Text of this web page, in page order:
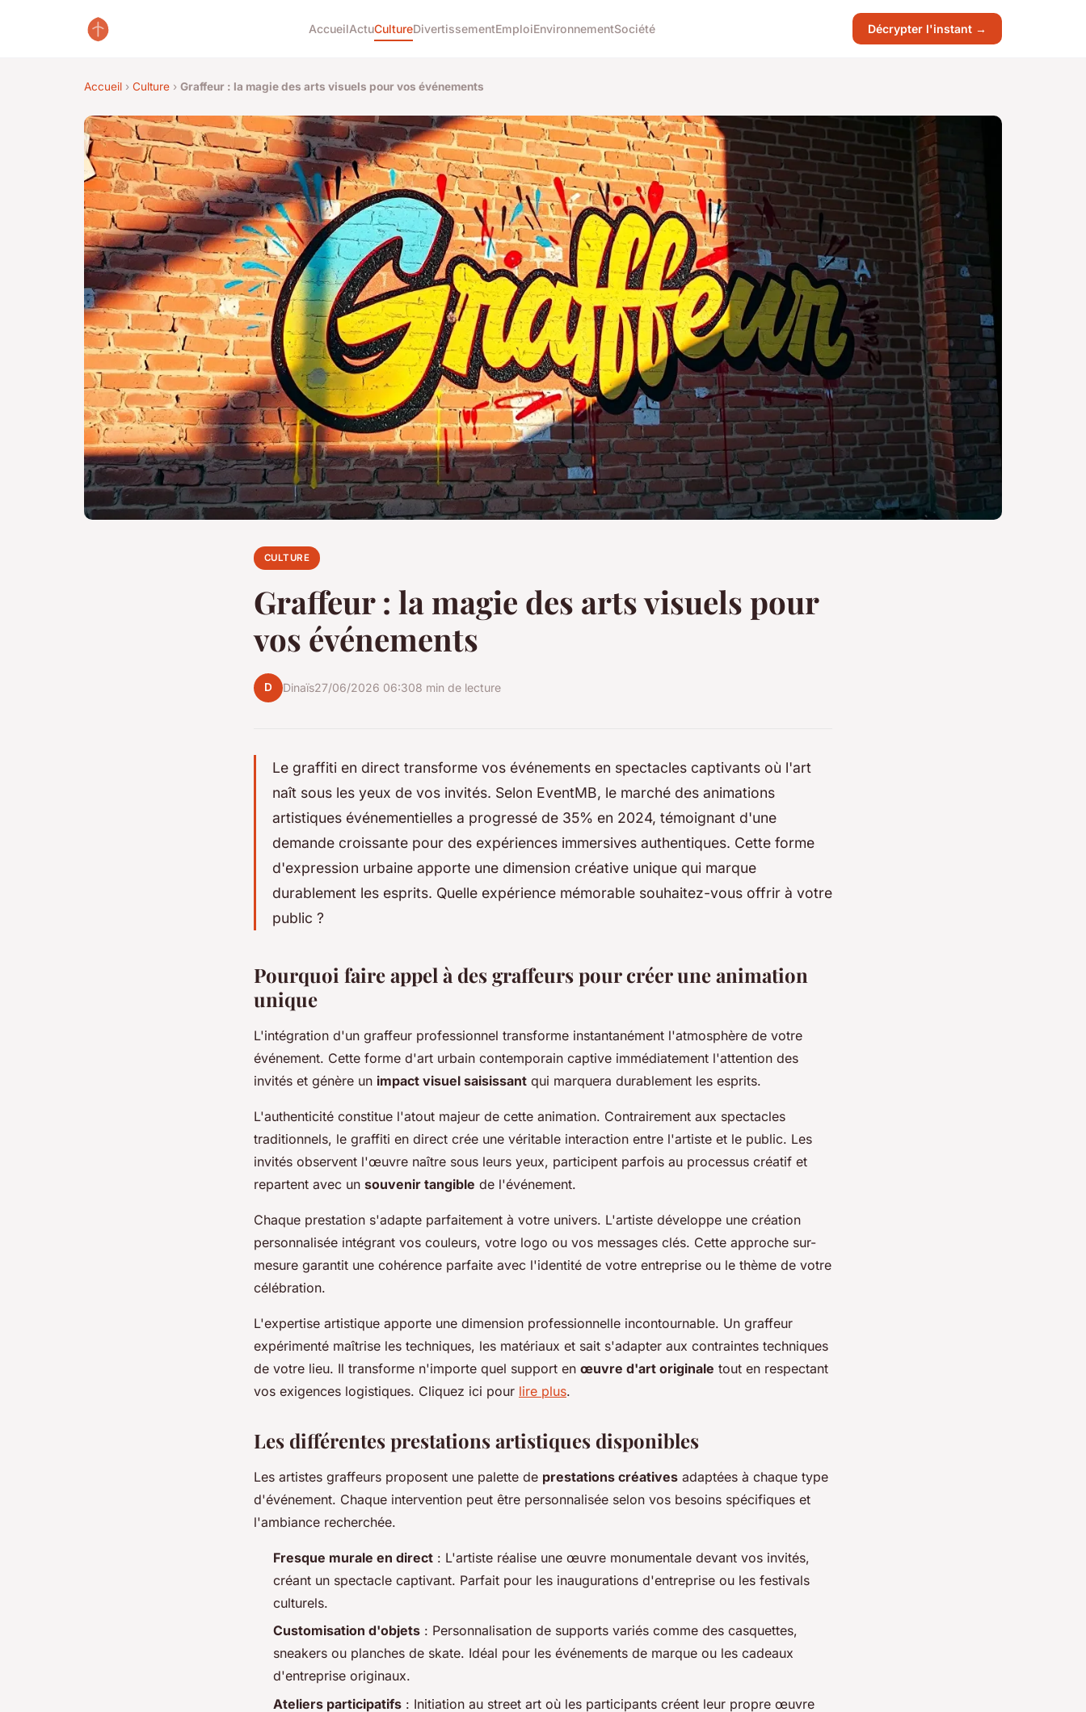
AccueilActuCultureDivertissementEmploiEnvironnementSociété Décrypter l'instant →
Accueil › Culture › Graffeur : la magie des arts visuels pour vos événements
CULTURE
Graffeur : la magie des arts visuels pour
vos événements
D Dinaïs27/06/2026 06:308 min de lecture
Le graffiti en direct transforme vos événements en spectacles captivants où l'art
naît sous les yeux de vos invités. Selon EventMB, le marché des animations
artistiques événementielles a progressé de 35% en 2024, témoignant d'une
demande croissante pour des expériences immersives authentiques. Cette forme
d'expression urbaine apporte une dimension créative unique qui marque
durablement les esprits. Quelle expérience mémorable souhaitez-vous offrir à votre
public ?
Pourquoi faire appel à des graffeurs pour créer une animation
unique
L'intégration d'un graffeur professionnel transforme instantanément l'atmosphère de votre
événement. Cette forme d'art urbain contemporain captive immédiatement l'attention des
invités et génère un impact visuel saisissant qui marquera durablement les esprits.
L'authenticité constitue l'atout majeur de cette animation. Contrairement aux spectacles
traditionnels, le graffiti en direct crée une véritable interaction entre l'artiste et le public. Les
invités observent l'œuvre naître sous leurs yeux, participent parfois au processus créatif et
repartent avec un souvenir tangible de l'événement.
Chaque prestation s'adapte parfaitement à votre univers. L'artiste développe une création
personnalisée intégrant vos couleurs, votre logo ou vos messages clés. Cette approche sur-
mesure garantit une cohérence parfaite avec l'identité de votre entreprise ou le thème de votre
célébration.
L'expertise artistique apporte une dimension professionnelle incontournable. Un graffeur
expérimenté maîtrise les techniques, les matériaux et sait s'adapter aux contraintes techniques
de votre lieu. Il transforme n'importe quel support en œuvre d'art originale tout en respectant
vos exigences logistiques. Cliquez ici pour lire plus.
Les différentes prestations artistiques disponibles
Les artistes graffeurs proposent une palette de prestations créatives adaptées à chaque type
d'événement. Chaque intervention peut être personnalisée selon vos besoins spécifiques et
l'ambiance recherchée.
Fresque murale en direct : L'artiste réalise une œuvre monumentale devant vos invités,
créant un spectacle captivant. Parfait pour les inaugurations d'entreprise ou les festivals
culturels.
Customisation d'objets : Personnalisation de supports variés comme des casquettes,
sneakers ou planches de skate. Idéal pour les événements de marque ou les cadeaux
d'entreprise originaux.
Ateliers participatifs : Initiation au street art où les participants créent leur propre œuvre